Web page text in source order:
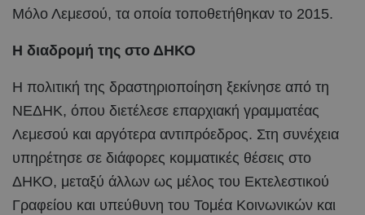
Μόλο Λεμεσού, τα οποία τοποθετήθηκαν το 2015.
Η διαδρομή της στο ΔΗΚΟ
Η πολιτική της δραστηριοποίηση ξεκίνησε από τη
ΝΕΔΗΚ, όπου διετέλεσε επαρχιακή γραμματέας
Λεμεσού και αργότερα αντιπρόεδρος. Στη συνέχεια
υπηρέτησε σε διάφορες κομματικές θέσεις στο
ΔΗΚΟ, μεταξύ άλλων ως μέλος του Εκτελεστικού
Γραφείου και υπεύθυνη του Τομέα Κοινωνικών και